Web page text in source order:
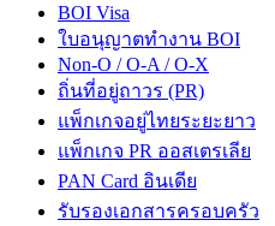
BOI Visa
ใบอนุญาตทำงาน BOI
Non-O / O-A / O-X
ถิ่นที่อยู่ถาวร (PR)
แพ็กเกจอยู่ไทยระยะยาว
แพ็กเกจ PR ออสเตรเลีย
PAN Card อินเดีย
รับรองเอกสารครอบครัว